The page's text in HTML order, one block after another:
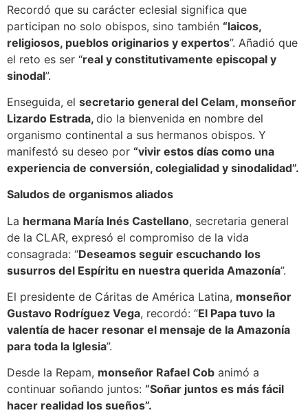
Recordó que su carácter eclesial significa que
participan no solo obispos, sino también “laicos,
religiosos, pueblos originarios y expertos”. Añadió que
el reto es ser “real y constitutivamente episcopal y
sinodal”.
Enseguida, el secretario general del Celam, monseñor
Lizardo Estrada, dio la bienvenida en nombre del
organismo continental a sus hermanos obispos. Y
manifestó su deseo por “vivir estos días como una
experiencia de conversión, colegialidad y sinodalidad”.
Saludos de organismos aliados
La hermana María Inés Castellano, secretaria general
de la CLAR, expresó el compromiso de la vida
consagrada: “Deseamos seguir escuchando los
susurros del Espíritu en nuestra querida Amazonía”.
El presidente de Cáritas de América Latina, monseñor
Gustavo Rodríguez Vega, recordó: “El Papa tuvo la
valentía de hacer resonar el mensaje de la Amazonía
para toda la Iglesia”.
Desde la Repam, monseñor Rafael Cob animó a
continuar soñando juntos: “Soñar juntos es más fácil
hacer realidad los sueños”.